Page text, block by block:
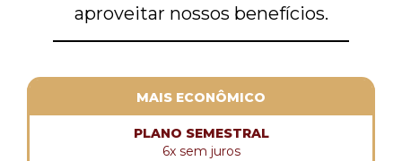
aproveitar nossos benefícios.
MAIS ECONÔMICO
PLANO SEMESTRAL
6x sem juros